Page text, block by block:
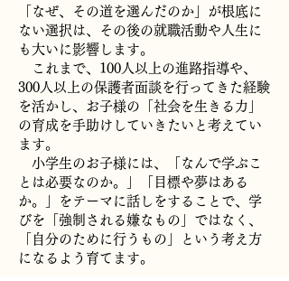
「なぜ、その道を選んだのか」が根底に
ない選択は、その後の就職活動や人生に
も大いに影響します。
これまで、100人以上の進路指導や、
300人以上の保護者面談を行ってきた経験
を活かし、お子様の「社会を生きる力」
の育成を手助けしていきたいと考えてい
ます。
小学生のお子様には、「なんで学ぶこ
とは必要なのか。」「目標や夢はある
か。」をテーマに話しをすることで、学
びを「強制される嫌なもの」ではなく、
「自分のために行うもの」という考え方
になるよう育てます。